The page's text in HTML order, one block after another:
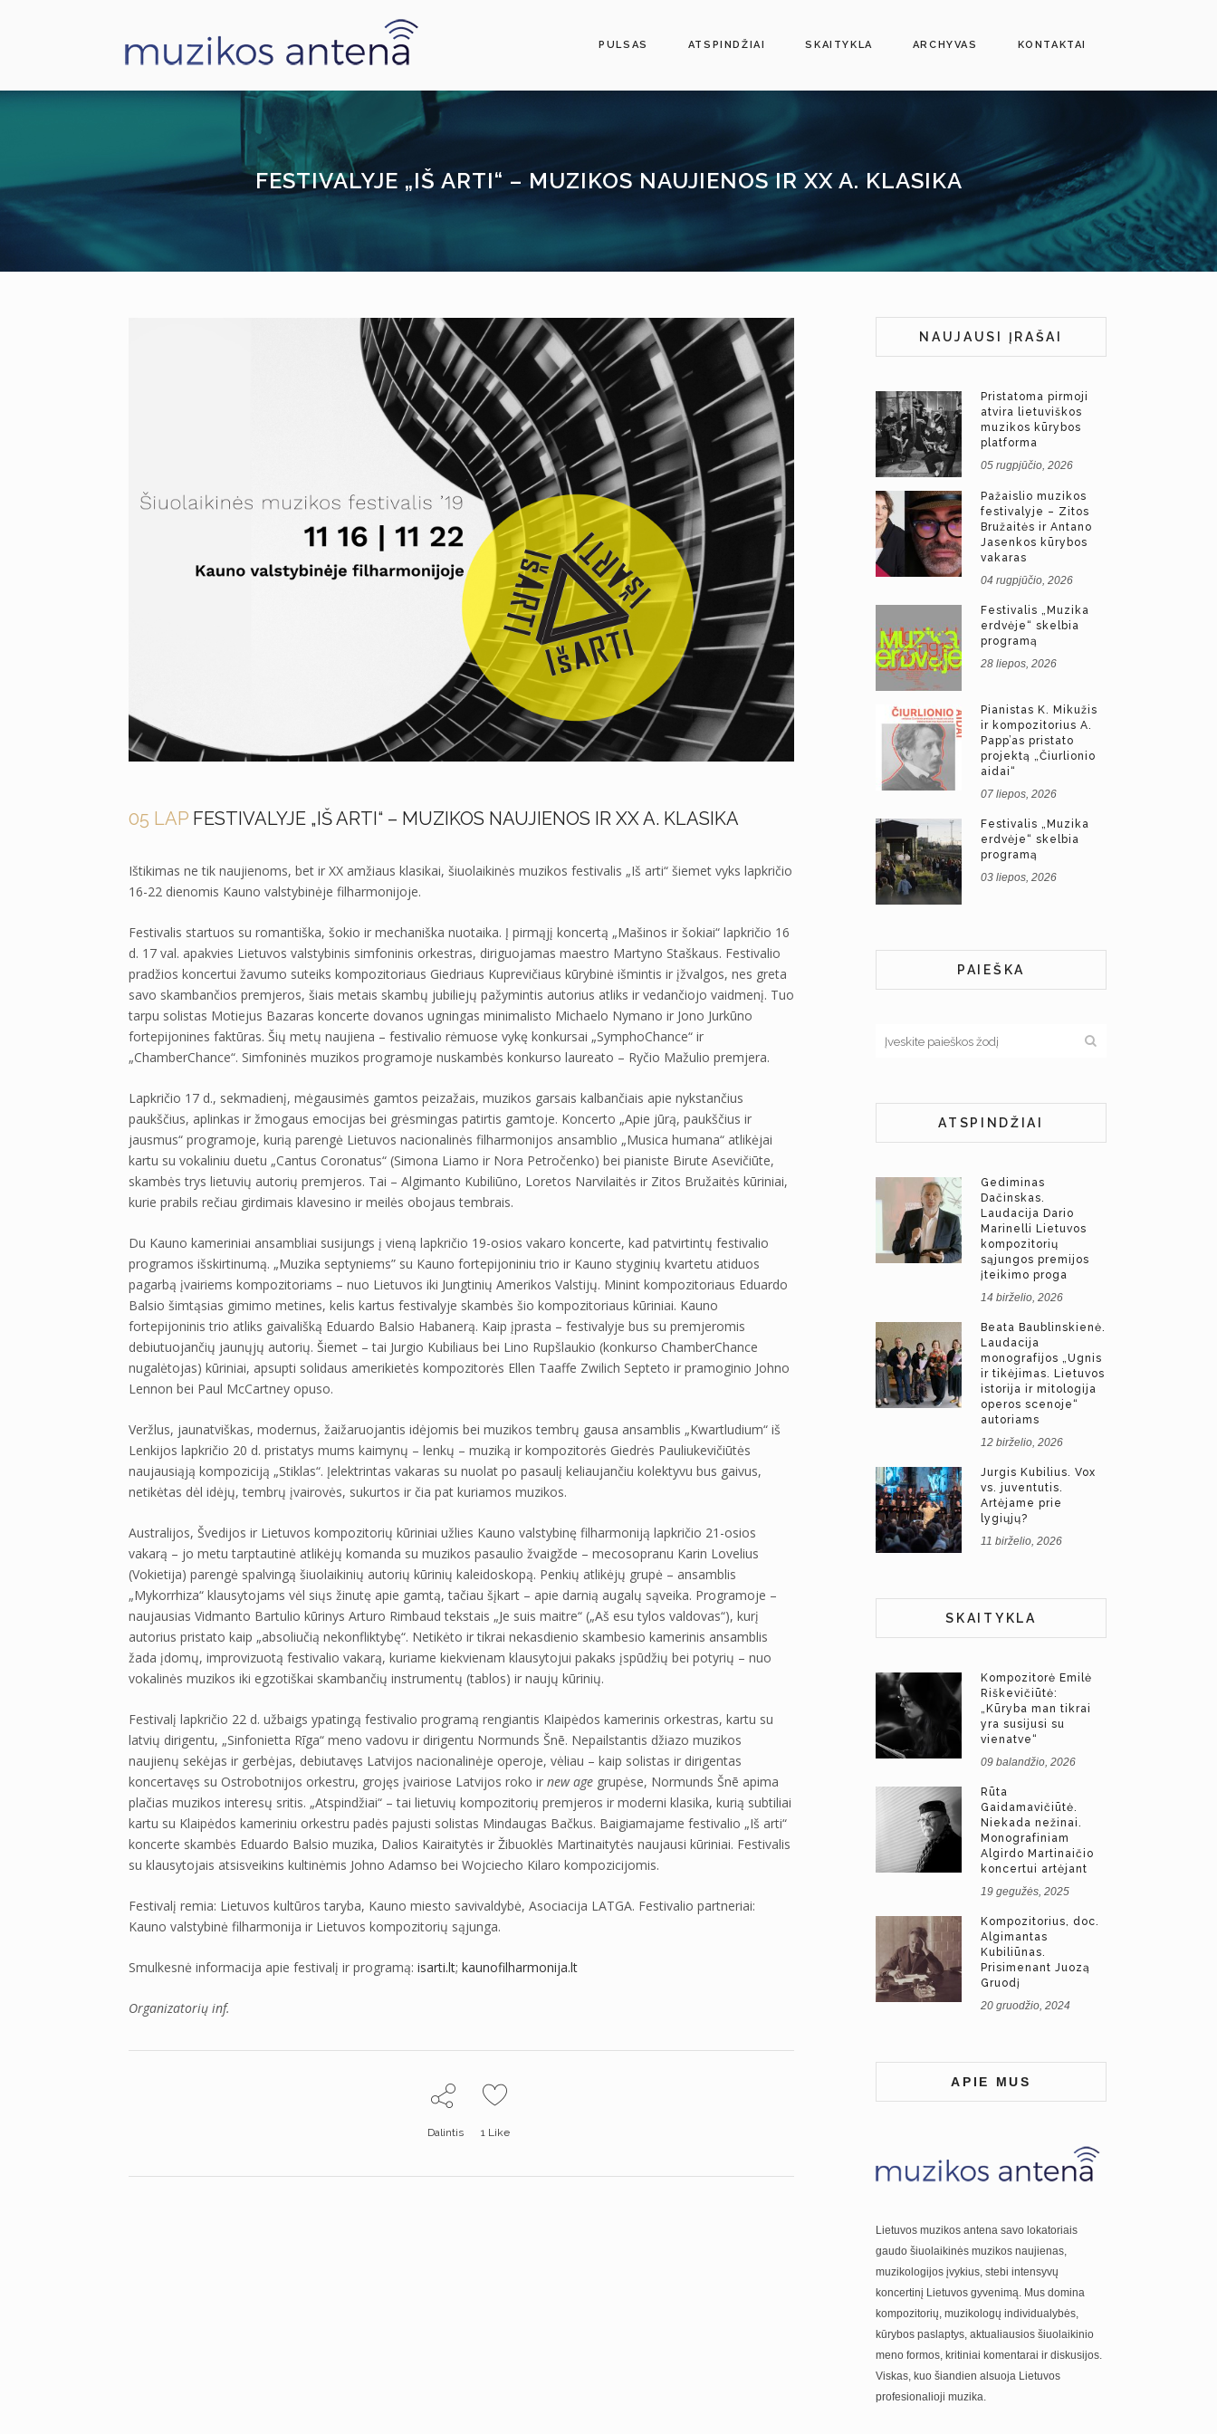
PULSAS ATSPINDŽIAI SKAITYKLA ARCHYVAS KONTAKTAI
FESTIVALYJE „IŠ ARTI“ – MUZIKOS NAUJIENOS IR XX A. KLASIKA
05 LAP FESTIVALYJE „IŠ ARTI“ – MUZIKOS NAUJIENOS IR XX A. KLASIKA
Ištikimas ne tik naujienoms, bet ir XX amžiaus klasikai, šiuolaikinės muzikos festivalis „Iš arti“ šiemet vyks lapkričio
16-22 dienomis Kauno valstybinėje filharmonijoje.
Festivalis startuos su romantiška, šokio ir mechaniška nuotaika. Į pirmąjį koncertą „Mašinos ir šokiai“ lapkričio 16
d. 17 val. apakvies Lietuvos valstybinis simfoninis orkestras, diriguojamas maestro Martyno Staškaus. Festivalio
pradžios koncertui žavumo suteiks kompozitoriaus Giedriaus Kuprevičiaus kūrybinė išmintis ir įžvalgos, nes greta
savo skambančios premjeros, šiais metais skambų jubiliejų pažymintis autorius atliks ir vedančiojo vaidmenį. Tuo
tarpu solistas Motiejus Bazaras koncerte dovanos ugningas minimalisto Michaelo Nymano ir Jono Jurkūno
fortepijonines faktūras. Šių metų naujiena – festivalio rėmuose vykę konkursai „SymphoChance“ ir
„ChamberChance“. Simfoninės muzikos programoje nuskambės konkurso laureato – Ryčio Mažulio premjera.
Lapkričio 17 d., sekmadienį, mėgausimės gamtos peizažais, muzikos garsais kalbančiais apie nykstančius
paukščius, aplinkas ir žmogaus emocijas bei grėsmingas patirtis gamtoje. Koncerto „Apie jūrą, paukščius ir
jausmus“ programoje, kurią parengė Lietuvos nacionalinės filharmonijos ansamblio „Musica humana“ atlikėjai
kartu su vokaliniu duetu „Cantus Coronatus“ (Simona Liamo ir Nora Petročenko) bei pianiste Birute Asevičiūte,
skambės trys lietuvių autorių premjeros. Tai – Algimanto Kubiliūno, Loretos Narvilaitės ir Zitos Bružaitės kūriniai,
kurie prabils rečiau girdimais klavesino ir meilės obojaus tembrais.
Du Kauno kameriniai ansambliai susijungs į vieną lapkričio 19-osios vakaro koncerte, kad patvirtintų festivalio
programos išskirtinumą. „Muzika septyniems” su Kauno fortepijoniniu trio ir Kauno styginių kvartetu atiduos
pagarbą įvairiems kompozitoriams – nuo Lietuvos iki Jungtinių Amerikos Valstijų. Minint kompozitoriaus Eduardo
Balsio šimtąsias gimimo metines, kelis kartus festivalyje skambės šio kompozitoriaus kūriniai. Kauno
fortepijoninis trio atliks gaivališką Eduardo Balsio Habanerą. Kaip įprasta – festivalyje bus su premjeromis
debiutuojančių jaunųjų autorių. Šiemet – tai Jurgio Kubiliaus bei Lino Rupšlaukio (konkurso ChamberChance
nugalėtojas) kūriniai, apsupti solidaus amerikietės kompozitorės Ellen Taaffe Zwilich Septeto ir pramoginio Johno
Lennon bei Paul McCartney opuso.
Veržlus, jaunatviškas, modernus, žaižaruojantis idėjomis bei muzikos tembrų gausa ansamblis „Kwartludium“ iš
Lenkijos lapkričio 20 d. pristatys mums kaimynų – lenkų – muziką ir kompozitorės Giedrės Pauliukevičiūtės
naujausiąją kompoziciją „Stiklas“. Įelektrintas vakaras su nuolat po pasaulį keliaujančiu kolektyvu bus gaivus,
netikėtas dėl idėjų, tembrų įvairovės, sukurtos ir čia pat kuriamos muzikos.
Australijos, Švedijos ir Lietuvos kompozitorių kūriniai užlies Kauno valstybinę filharmoniją lapkričio 21-osios
vakarą – jo metu tarptautinė atlikėjų komanda su muzikos pasaulio žvaigžde – mecosopranu Karin Lovelius
(Vokietija) parengė spalvingą šiuolaikinių autorių kūrinių kaleidoskopą. Penkių atlikėjų grupė – ansamblis
„Mykorrhiza“ klausytojams vėl siųs žinutę apie gamtą, tačiau šįkart – apie darnią augalų sąveika. Programoje –
naujausias Vidmanto Bartulio kūrinys Arturo Rimbaud tekstais „Je suis maitre“ („Aš esu tylos valdovas“), kurį
autorius pristato kaip „absoliučią nekonfliktybę“. Netikėto ir tikrai nekasdienio skambesio kamerinis ansamblis
žada įdomų, improvizuotą festivalio vakarą, kuriame kiekvienam klausytojui pakaks įspūdžių bei potyrių – nuo
vokalinės muzikos iki egzotiškai skambančių instrumentų (tablos) ir naujų kūrinių.
Festivalį lapkričio 22 d. užbaigs ypatingą festivalio programą rengiantis Klaipėdos kamerinis orkestras, kartu su
latvių dirigentu, „Sinfonietta Rīga“ meno vadovu ir dirigentu Normunds Šnē. Nepailstantis džiazo muzikos
naujienų sekėjas ir gerbėjas, debiutavęs Latvijos nacionalinėje operoje, vėliau – kaip solistas ir dirigentas
koncertavęs su Ostrobotnijos orkestru, grojęs įvairiose Latvijos roko ir new age grupėse, Normunds Šnē apima
plačias muzikos interesų sritis. „Atspindžiai“ – tai lietuvių kompozitorių premjeros ir moderni klasika, kurią subtiliai
kartu su Klaipėdos kameriniu orkestru padės pajusti solistas Mindaugas Bačkus. Baigiamajame festivalio „Iš arti“
koncerte skambės Eduardo Balsio muzika, Dalios Kairaitytės ir Žibuoklės Martinaitytės naujausi kūriniai. Festivalis
su klausytojais atsisveikins kultinėmis Johno Adamso bei Wojciecho Kilaro kompozicijomis.
Festivalį remia: Lietuvos kultūros taryba, Kauno miesto savivaldybė, Asociacija LATGA. Festivalio partneriai:
Kauno valstybinė filharmonija ir Lietuvos kompozitorių sąjunga.
Smulkesnė informacija apie festivalį ir programą: isarti.lt; kaunofilharmonija.lt
Organizatorių inf.
Dalintis 1Like
NAUJAUSI ĮRAŠAI
Pristatoma pirmoji
atvira lietuviškos
muzikos kūrybos
platforma
05 rugpjūčio, 2026
Pažaislio muzikos
festivalyje – Zitos
Bružaitės ir Antano
Jasenkos kūrybos
vakaras
04 rugpjūčio, 2026
Festivalis „Muzika
erdvėje“ skelbia
programą
28 liepos, 2026
Pianistas K. Mikužis
ir kompozitorius A.
Papp’as pristato
projektą „Čiurlionio
aidai“
07 liepos, 2026
Festivalis „Muzika
erdvėje“ skelbia
programą
03 liepos, 2026
PAIEŠKA
ATSPINDŽIAI
Gediminas
Dačinskas.
Laudacija Dario
Marinelli Lietuvos
kompozitorių
sąjungos premijos
įteikimo proga
14 birželio, 2026
Beata Baublinskienė.
Laudacija
monografijos „Ugnis
ir tikėjimas. Lietuvos
istorija ir mitologija
operos scenoje“
autoriams
12 birželio, 2026
Jurgis Kubilius. Vox
vs. juventutis.
Artėjame prie
lygiųjų?
11 birželio, 2026
SKAITYKLA
Kompozitorė Emilė
Riškevičiūtė:
„Kūryba man tikrai
yra susijusi su
vienatve“
09 balandžio, 2026
Rūta
Gaidamavičiūtė.
Niekada nežinai.
Monografiniam
Algirdo Martinaičio
koncertui artėjant
19 gegužės, 2025
Kompozitorius, doc.
Algimantas
Kubiliūnas.
Prisimenant Juozą
Gruodį
20 gruodžio, 2024
APIE MUS
Lietuvos muzikos antena savo lokatoriais
gaudo šiuolaikinės muzikos naujienas,
muzikologijos įvykius, stebi intensyvų
koncertinį Lietuvos gyvenimą. Mus domina
kompozitorių, muzikologų individualybės,
kūrybos paslaptys, aktualiausios šiuolaikinio
meno formos, kritiniai komentarai ir diskusijos.
Viskas, kuo šiandien alsuoja Lietuvos
profesionalioji muzika.